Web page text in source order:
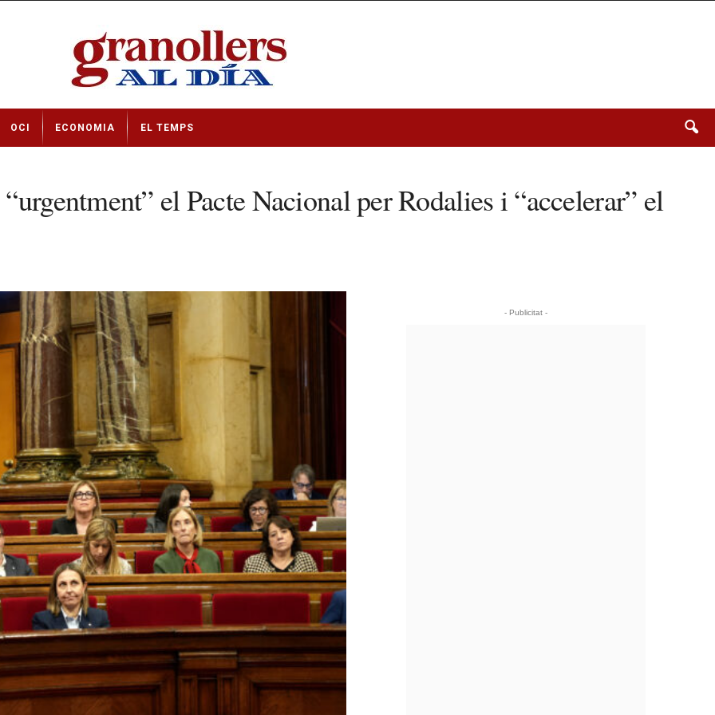
OCI ECONOMIA EL TEMPS
el Pacte Nacional per Rodalies i “accelerar” el
- Publicitat -